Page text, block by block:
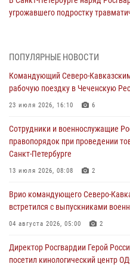
угрожавшего подростку
В Зауралье при содействии СОБР
06 августа 2026, 11:27
В Москве росгвардейцы
06 августа 2026, 11:20
Взрывотехники Росгвардии на
времен Великой Отечественной
Подвиги героев‑росгвардейцев
экспозиции белгородского
06 августа 2026, 10:30
ПОПУЛЯРНЫЕ НОВОСТИ
Командующий Северо-
рабочую поездку в Чеченскую
23 июля 2026, 16:10 6
Сотрудники и военнослужащие
правопорядок при проведении
Санкт-Петербурге
13 июля 2026, 08:08 2
Врио командующего Северо-
встретился с выпускниками
04 августа 2026, 05:00 2
Директор Росгвардии Герой
посетил кинологический центр